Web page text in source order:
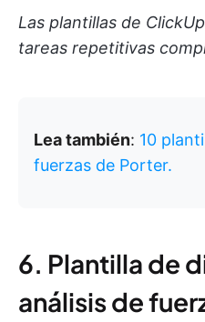
Las plantillas de
tareas repetitivas
Lea también: 10
fuerzas de Porter.
6. Plantilla de
análisis de